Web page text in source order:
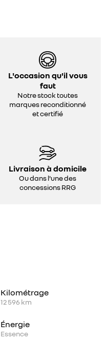
L'occasion qu'il vous
faut
Notre stock toutes
marques reconditionné
et certifié
Livraison à domicile
Ou dans l'une des
concessions RRG
Kilométrage
12 596 km
Énergie
Essence